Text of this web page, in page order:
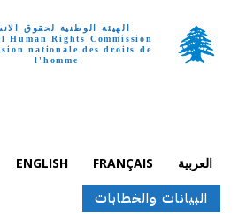
الهيئة الوطنية لحقوق
Human Rights Commission
nationale des droits de
l'homme
العربية FRANÇAIS
ENGLISH
البيانات والخطابات